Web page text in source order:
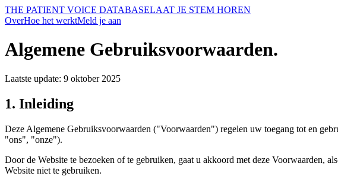
THE PATIENT VOICE DATABASELAAT JE STEM HOREN
OverHoe het werktMeld je aan
Algemene Gebruiksvoorwaarden.
Laatste update: 9 oktober 2025
1. Inleiding
Deze Algemene Gebruiksvoorwaarden ("Voorwaarden") regelen uw toegang tot en
"ons", "onze").
Door de Website te bezoeken of te gebruiken, gaat u akkoord met deze Voorwaarden,
Website niet te gebruiken.